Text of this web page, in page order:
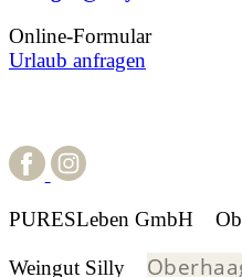
Online-Formular
Urlaub anfragen
PURESLeben GmbH
Weingut Silly